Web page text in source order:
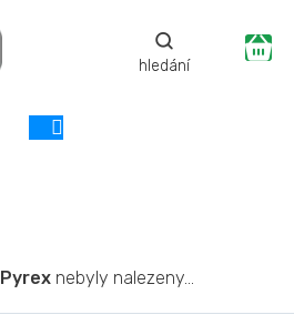
Pyrex nebyly nalezeny...